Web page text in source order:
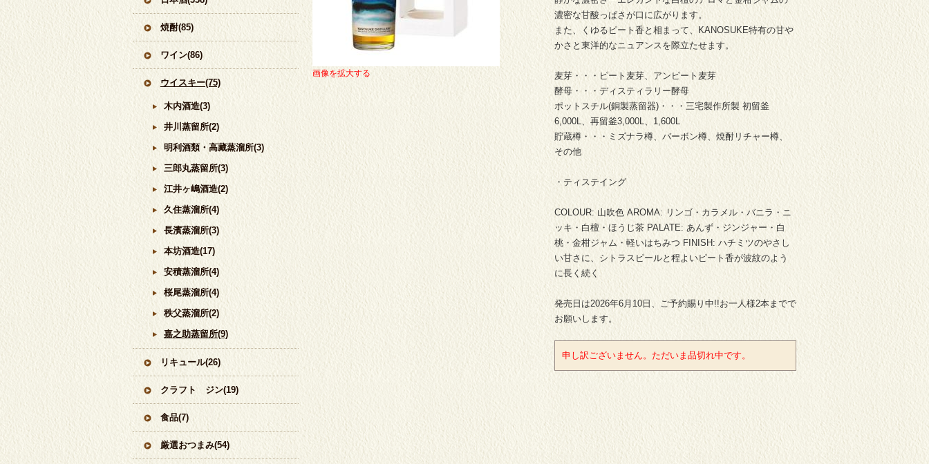
焼酎(85)
ワイン(86)
ウイスキー(75)
木内酒造(3)
井川蒸留所(2)
明利酒類・高藏蒸溜所(3)
三郎丸蒸留所(3)
江井ヶ嶋酒造(2)
久住蒸溜所(4)
長濱蒸溜所(3)
本坊酒造(17)
安積蒸溜所(4)
桜尾蒸溜所(4)
秩父蒸溜所(2)
嘉之助蒸留所(9)
リキュール(26)
クラフト ジン(19)
食品(7)
厳選おつまみ(54)
画像を拡大する
濃密な甘酸っぱさが口に広がります。
また、くゆるピート香と相まって、KANOSUKE特有の甘や
かさと東洋的なニュアンスを際立たせます。
麦芽・・・ピート麦芽、アンピート麦芽
酵母・・・ディスティラリー酵母
ポットスチル(銅製蒸留器)・・・三宅製作所製 初留釜
6,000L、再留釜3,000L、1,600L
貯蔵樽・・・ミズナラ樽、バーボン樽、焼酎リチャー樽、
その他
・ティステイング
COLOUR: 山吹色 AROMA: リンゴ・カラメル・バニラ・ニ
ッキ・白檀・ほうじ茶 PALATE: あんず・ジンジャー・白
桃・金柑ジャム・軽いはちみつ FINISH: ハチミツのやさし
い甘さに、シトラスピールと程よいピート香が波紋のよう
に長く続く
発売日は2026年6月10日、ご予約賜り中!!お一人様2本までで
お願いします。
申し訳ございません。ただいま品切れ中です。